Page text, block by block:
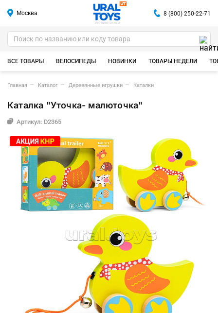
Москва
ИГРУШКИ ОПТОМ
8 (800) 250-22-71
ВСЕ ТОВАРЫ ВЕЛОСИПЕДЫ НОВИНКИ ТОВАРЫ НЕДЕЛИ
Главная Каталог Деревянные игрушки Каталки
Каталка "Уточка- малюточка"
Артикул: D2365